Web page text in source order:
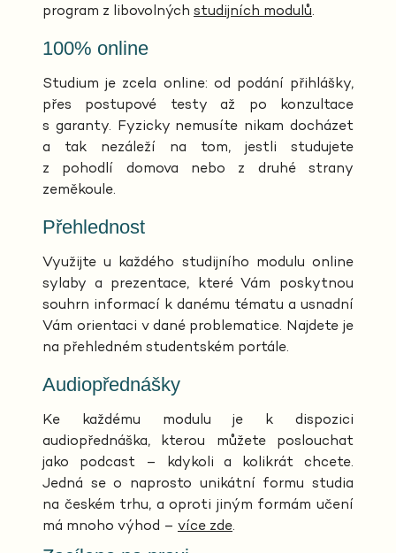
program z libovolných studijních modulů.
100% online
Studium je zcela online: od podání přihlášky,
přes postupové testy až po konzultace
s garanty. Fyzicky nemusíte nikam docházet
a tak nezáleží na tom, jestli studujete
z pohodlí domova nebo z druhé strany
zeměkoule.
Přehlednost
Využijte u každého studijního modulu online
sylaby a prezentace, které Vám poskytnou
souhrn informací k danému tématu a usnadní
Vám orientaci v dané problematice. Najdete je
na přehledném studentském portále.
Audiopřednášky
Ke každému modulu je k dispozici
audiopřednáška, kterou můžete poslouchat
jako podcast – kdykoli a kolikrát chcete.
Jedná se o naprosto unikátní formu studia
na českém trhu, a oproti jiným formám učení
má mnoho výhod – více zde.